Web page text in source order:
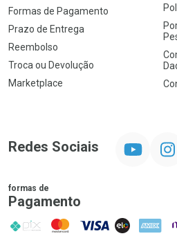
Formas de Pagamento
Prazo de Entrega
Reembolso
Troca ou Devolução
Marketplace
Redes Sociais
formas de
Pagamento
PIX MasterCard
VISA ELO AMEX